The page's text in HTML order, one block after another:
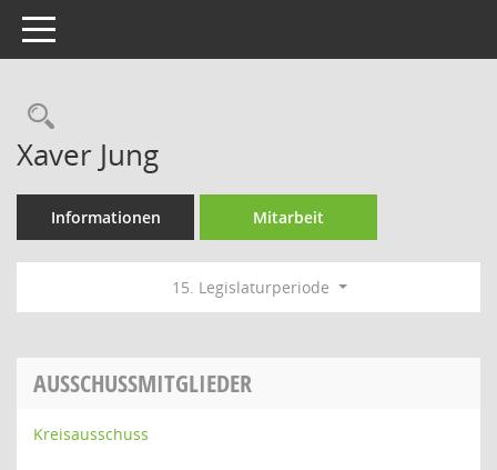
Toggle navigation
Rechercheauswahl
Xaver Jung
Informationen Mitarbeit
15. Legislaturperiode
AUSSCHUSSMITGLIEDER
Kreisausschuss